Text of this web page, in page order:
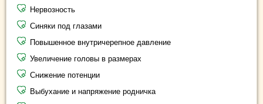
Нервозность
Синяки под глазами
Повышенное внутричерепное давление
Увеличение головы в размерах
Снижение потенции
Выбухание и напряжение родничка